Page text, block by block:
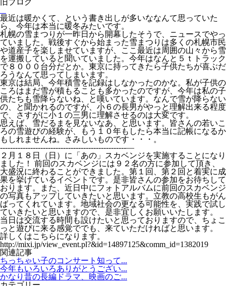
旧ブログ
最近は暖かくて、という書き出しが多いななんて思っていた
ら、今年は本当に暖冬みたいです。
札幌の雪まつりが一昨日から開幕したそうで、ニュースでやっ
ていました。戦後すぐから始まった雪まつりは多くの札幌市民
や道産子を楽しませていますが、ここ最近は周囲の山々から雪
を運搬していると聞いていました。今年はなんと５ｔトラック
で８０００台分だとか。東京に持ってきたら子供たちが喜ぶだ
ろうなんて思ってしまいます。
東京は結局、今年積雪を記録はしなかったのかな。私が子供の
ころはまだ雪が積もることも多かったのですが、今年は私の子
供たちも雪降らないね、と嘆いています。なんで雪が降らない
の、と聞かれるのですが、小６の長男がやっと理解出来る程度
で、さすがに小１の三男に理解させるのは大変です。
思えば、雪だるまを見ないなあ、と思います。皆さんの若いこ
ろの雪遊びの経験が、もう１０年もしたら本当に記帳になるか
もしれませんね。さみしいものです・・・。
--------------------------------------------------—
２月１８日（日）に「あの」スカベンジを実施することになり
ました！ 前回のスカベンジには９２名の方に参加して頂き、
大盛況に終わることができました。第１回、第２回と着実に成
果を挙げているイベントです。是非皆さんの参加をお待ちして
おります。また、近日中にフォトアルバムに前回のスカベンジ
の写真もアップしていきたいと思います。立教の高校生もがん
ばってくれています。地域社会の更なる可能性を、実践で試し
ていきたいと思いますので、是非宜しくお願いいたします。
当日は交流する時間も設けたいと思っておりますので、ちょこ
っと遊びに来る感覚ででも、来ていただければと思います。
詳しくはこちらになります。
http://mixi.jp/view_event.pl?&id=14897125&comm_id=1382019
関連記事
ちっちゃい子のコンサート知って...
今年もいろいろありがとうござい...
かなり昔の長編ドラマ、映画のご...